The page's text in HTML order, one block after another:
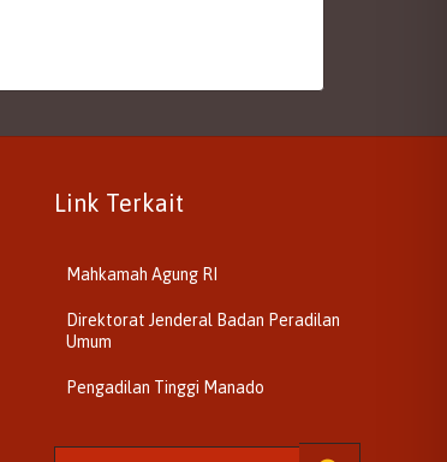
Link Terkait
Mahkamah Agung RI
Direktorat Jenderal Badan Peradilan
Umum
Pengadilan Tinggi Manado